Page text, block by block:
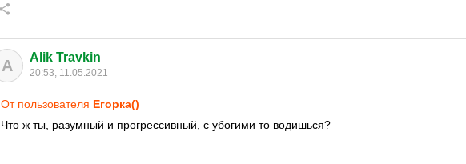
A Alik Travkin
20:53, 11.05.2021
От пользователя Егорка()
Что ж ты, разумный и прогрессивный, с убогими то водишься?